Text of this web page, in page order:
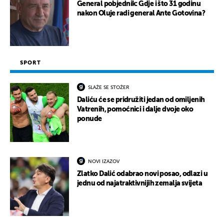
General pobjednik: Gdje i što 31 godinu
nakon Oluje radi general Ante Gotovina?
SPORT
SLAŽE SE STOŽER
Daliću će se pridružiti jedan od omiljenih
Vatrenih, pomoćnici i dalje dvoje oko
ponude
NOVI IZAZOV
Zlatko Dalić odabrao novi posao, odlazi u
jednu od najatraktivnijih zemalja svijeta